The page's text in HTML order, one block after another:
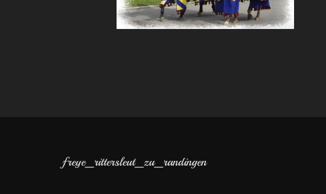
freye_rittersleut_zu_randingen